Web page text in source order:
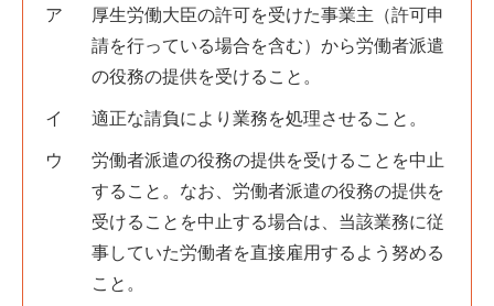
厚生労働大臣の許可を受けた事業主（許可申
請を行っている場合を含む）から労働者派遣
の役務の提供を受けること。
適正な請負により業務を処理させること。
労働者派遣の役務の提供を受けることを中止
すること。なお、労働者派遣の役務の提供を
受けることを中止する場合は、当該業務に従
事していた労働者を直接雇用するよう努める
こと。